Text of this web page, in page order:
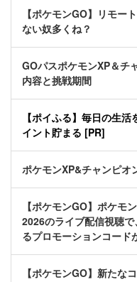
【ポケモンGO】リモー
ない奴多くね？
GOパスポケモンXP＆チ
内容と挑戦期間
【ポイふる】毎日の生
イント貯まる [PR]
ポケモンXP&チャンピオ
【ポケモンGO】ポケモ
2026のライブ配信視聴
るプロモーションコード
【ポケモンGO】新たな